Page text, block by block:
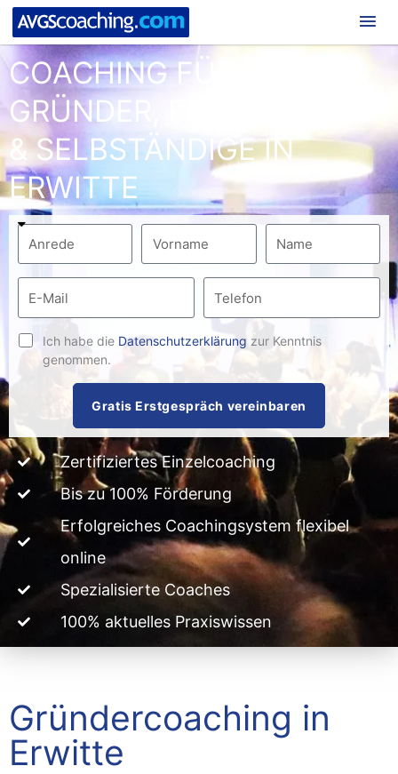
COACHING FÜR
GRÜNDER, FREIBERUFLER
& SELBSTÄNDIGE IN
ERWITTE
Ich habe die Datenschutzerklärung zur Kenntnis
genommen.
Gratis Erstgespräch vereinbaren
Zertifiziertes Einzelcoaching
Bis zu 100% Förderung
Erfolgreiches Coachingsystem flexibel
online
Spezialisierte Coaches
100% aktuelles Praxiswissen
Gründercoaching in
Erwitte